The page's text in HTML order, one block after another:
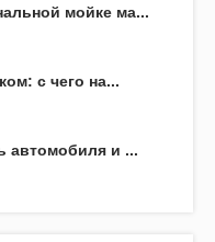
мойке ма...
с чего на...
автомобиля и ...